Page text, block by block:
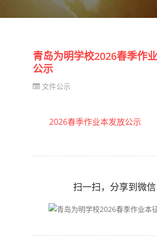
青岛为明学校2026春季作
公示
文件公示
2026春季作业本发放公示
扫一扫，分享到微信